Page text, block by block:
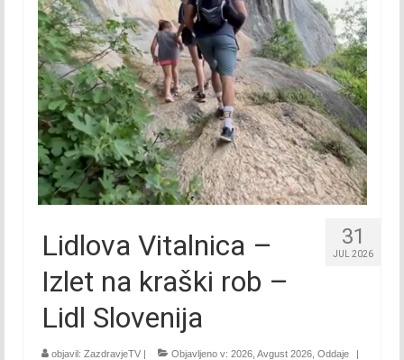
2015
Januar 2015
Februar 2015
Marec 2015
April 2015
Maj 2015
Junij 2015
Julij 2015
Avgust 2015
September 2015
31
JUL 2026
Lidlova Vitalnica –
Izlet na kraški rob –
Lidl Slovenija
objavil: ZazdravjeTV | Objavljeno v: 2026 Avgust 2026 Oddaje
|